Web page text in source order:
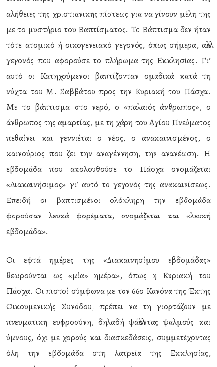
αλήθειες της χριστιανικής πίστεως για να γίνουν μέλη της
με το μυστήριο του Βαπτίσματος. Το Βάπτισμα δεν ήταν
τότε ατομικό ή οικογενειακό γεγονός, όπως σήμερα, αλλά
γεγονός που αφορούσε το πλήρωμα της Εκκλησίας. Γι’
αυτό οι Κατηχούμενοι βαπτίζονταν ομαδικά κατά τη
νύχτα του Μ. Σαββάτου προς την Κυριακή του Πάσχα.
Με το βάπτισμα στο νερό, ο «παλαιός άνθρωπος», ο
άνθρωπος της αμαρτίας, με τη χάρη του Αγίου Πνεύματος
πεθαίνει και γεννιέται ο νέος, ο ανακαινισμένος, ο
καινούριος που ζει την αναγέννηση, την ανανέωση. Η
εβδομάδα που ακολουθούσε το Πάσχα ονομάζεται
«Διακαινήσιμος» γι’ αυτό το γεγονός της ανακαινίσεως.
Επειδή οι βαπτισμένοι ολόκληρη την εβδομάδα
φορούσαν λευκά φορέματα, ονομάζεται και «λευκή
εβδομάδα».
Οι εφτά ημέρες της «Διακαινησίμου εβδομάδας»
θεωρούνται ως «μία» ημέρα», όπως η Κυριακή του
Πάσχα. Οι πιστοί σύμφωνα με τον 66ο Κανόνα της Έκτης
Οικουμενικής Συνόδου, πρέπει να τη γιορτάζουν με
πνευματική ευφροσύνη, δηλαδή ψάλλοντας ψαλμούς και
ύμνους, όχι με χορούς και διασκεδάσεις, συμμετέχοντας
όλη την εβδομάδα στη λατρεία της Εκκλησίας,